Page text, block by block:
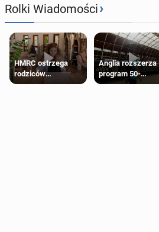
Rolki Wiadomości›
HMRC ostrzega
rodziców
pobierających Child
Anglia rozszerza
program 50-
procentowych